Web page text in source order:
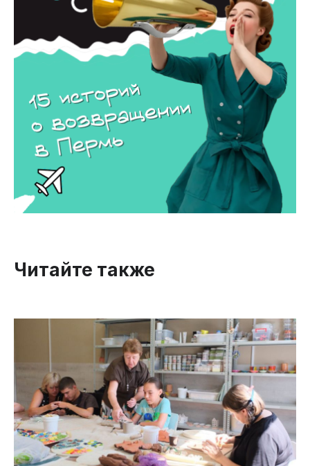
Читайте также